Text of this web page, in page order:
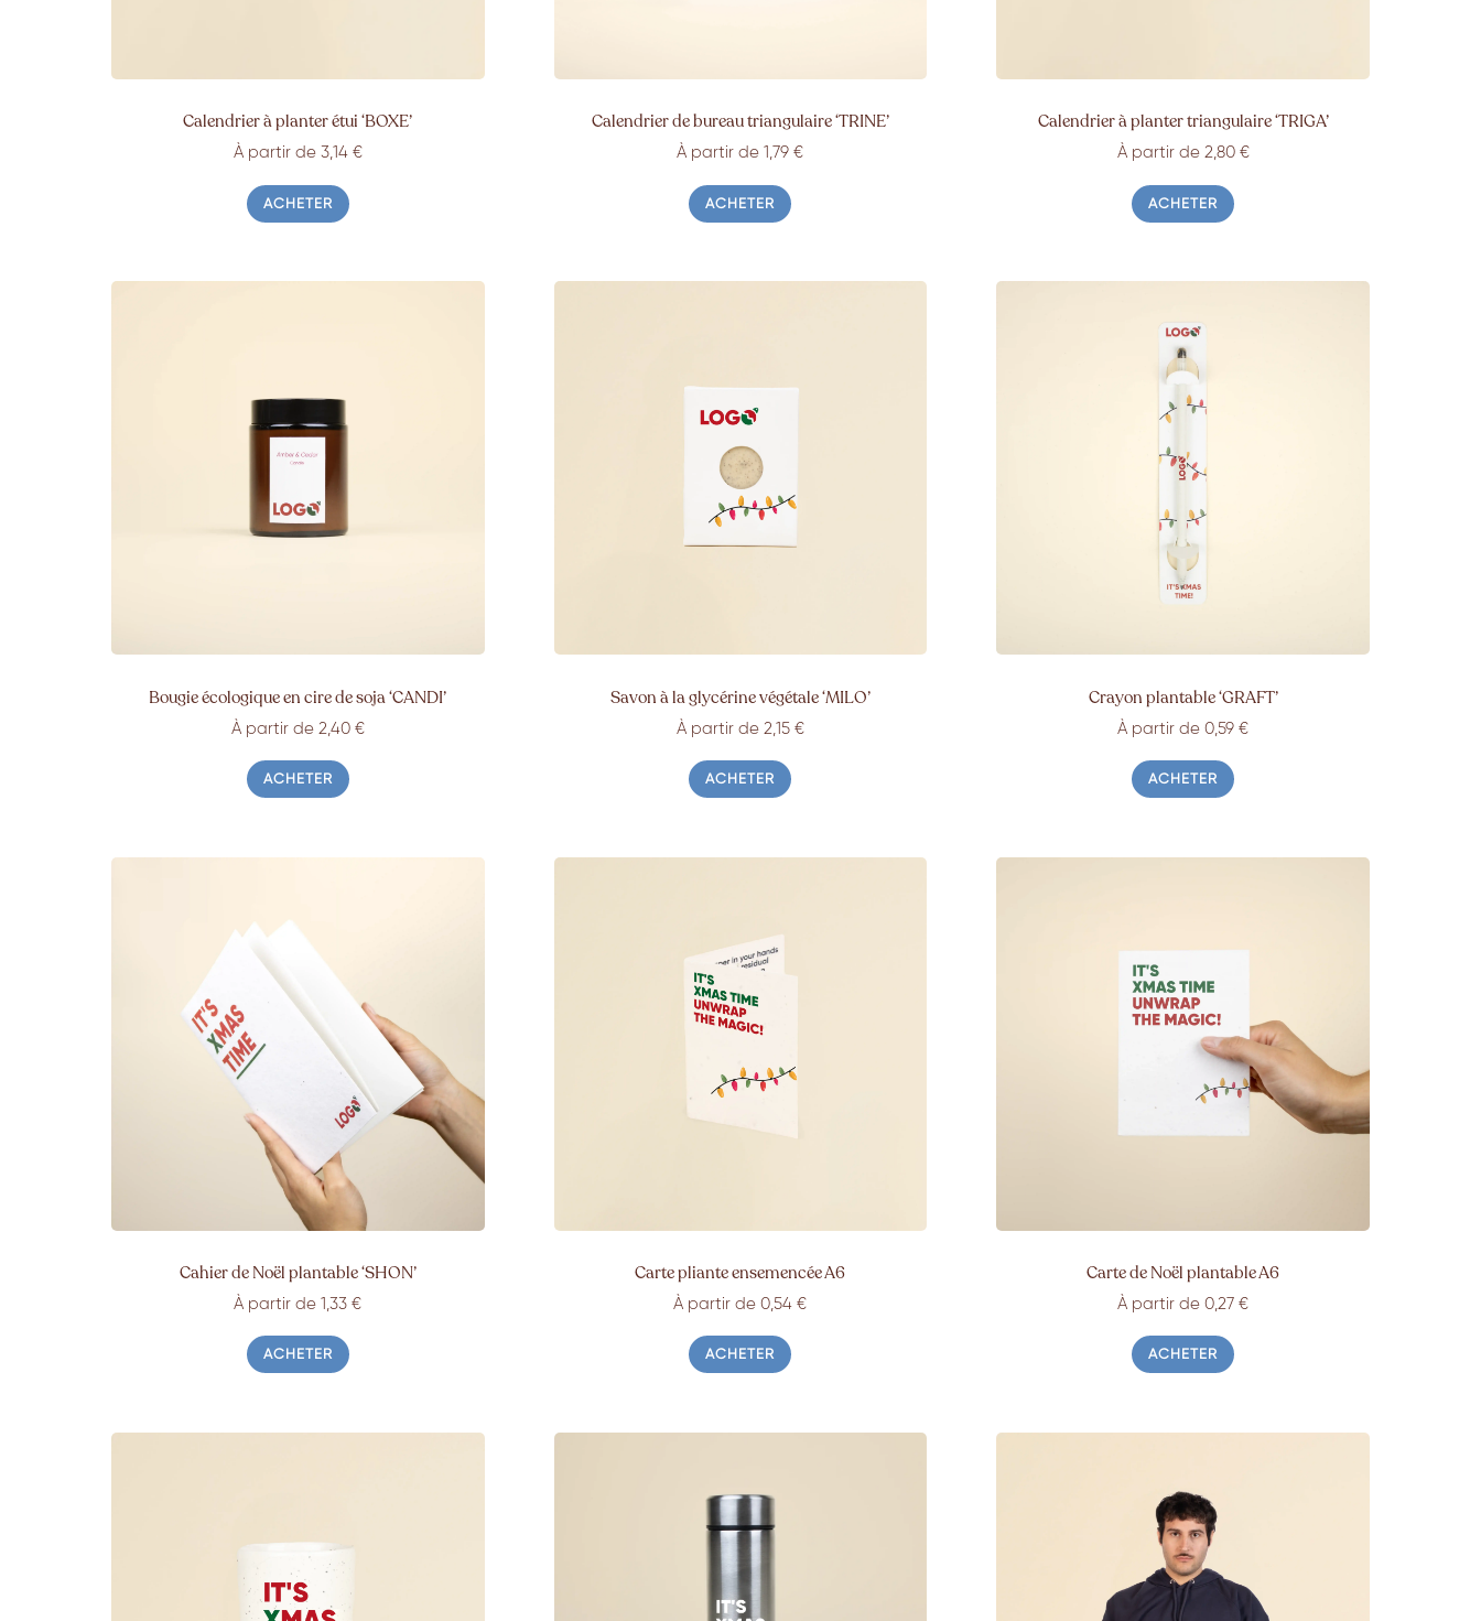
Calendrier à planter étui ‘BOXE’
À partir de 3,14 €
ACHETER
Calendrier de bureau triangulaire ‘TRINE’
À partir de 1,79 €
ACHETER
Calendrier à planter triangulaire ‘TRIGA’
À partir de 2,80 €
ACHETER
Bougie écologique en cire de soja ‘CANDI’
À partir de 2,40 €
ACHETER
Savon à la glycérine végétale ‘MILO’
À partir de 2,15 €
ACHETER
Crayon plantable ‘GRAFT’
À partir de 0,59 €
ACHETER
Cahier de Noël plantable ‘SHON’
À partir de 1,33 €
ACHETER
Carte pliante ensemencée A6
À partir de 0,54 €
ACHETER
Carte de Noël plantable A6
À partir de 0,27 €
ACHETER